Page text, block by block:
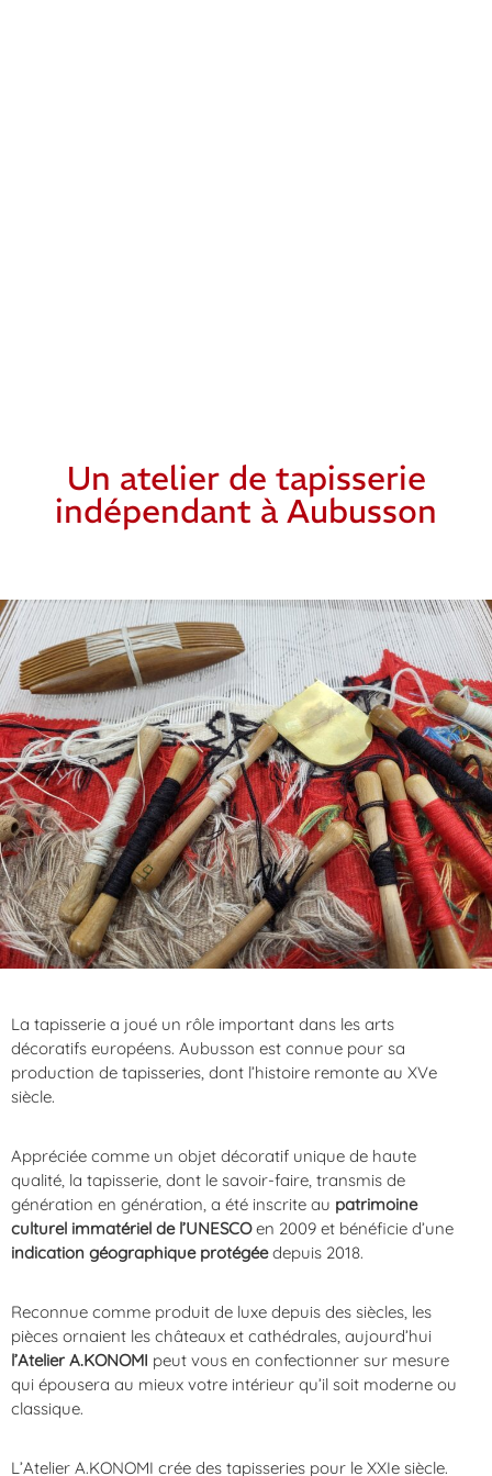
Un atelier de tapisserie
indépendant à Aubusson
La tapisserie a joué un rôle important dans les arts
décoratifs européens. Aubusson est connue pour sa
production de tapisseries, dont l’histoire remonte au XVe
siècle.
Appréciée comme un objet décoratif unique de haute
qualité, la tapisserie, dont le savoir-faire, transmis de
génération en génération, a été inscrite au patrimoine
culturel immatériel de l’UNESCOen 2009 et bénéficie d’une
indication géographique protégéedepuis 2018.
Reconnue comme produit de luxe depuis des siècles, les
pièces ornaient les châteaux et cathédrales, aujourd’hui
l’Atelier A.KONOMI peut vous en confectionner sur mesure
qui épousera au mieux votre intérieur qu’il soit moderne ou
classique.
L’Atelier A.KONOMI crée des tapisseries pour le XXIe siècle.